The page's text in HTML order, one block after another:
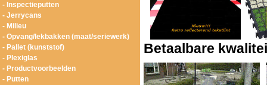
- Inspectieputten
- Jerrycans
- Milieu
- Opvang/lekbakken (maat/seriewerk)
- Pallet (kunststof)
- Plexiglas
- Productvoorbeelden
- Putten
Betaalbare